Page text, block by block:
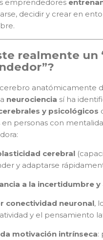
emprendedores
decidir y crear en
realmente un
anatómicamente
neurociencia sí ha
y psicológicos
personas con
cerebral
y adaptarse
a la incertidumbre y
conectividad neuronal,
y el pensamiento
motivación intrínseca: